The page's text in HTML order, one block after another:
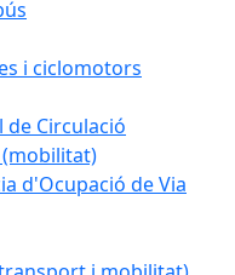
i ciclomotors
de Circulació
d'Ocupació de Via